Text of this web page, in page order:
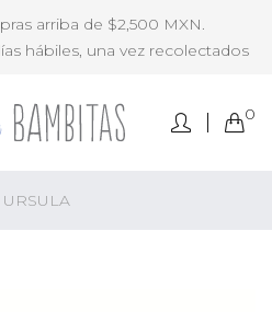
arriba de $2,500 MXN.
hábiles, una vez recolectados
0
URSULA